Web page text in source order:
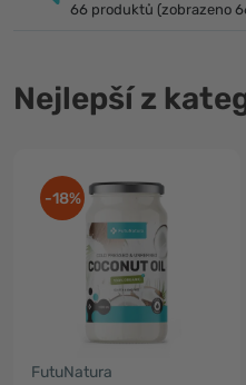
66 produktů (zobrazeno
Nejlepší z
-18%
FutuNatura